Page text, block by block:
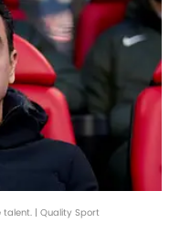
| Quality Sport